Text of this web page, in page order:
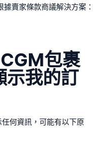
賣家條款商議解決方案：
包裹
示我的訂
何資訊，可能有以下原